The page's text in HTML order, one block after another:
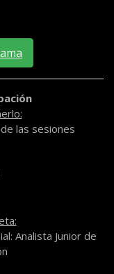
las sesiones
Analista Junior de